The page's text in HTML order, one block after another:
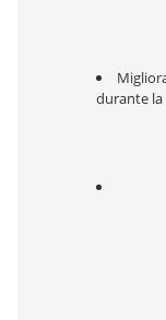
durante